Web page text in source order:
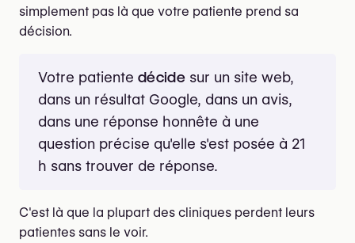
simplement pas là que votre patiente prend sa
décision.
Votre patiente décidesur un site web,
dans un résultat Google, dans un avis,
dans une réponse honnête à une
question précise qu'elle s'est posée à 21
h sans trouver de réponse.
C'est là que la plupart des cliniques perdent leurs
patientes sans le voir.